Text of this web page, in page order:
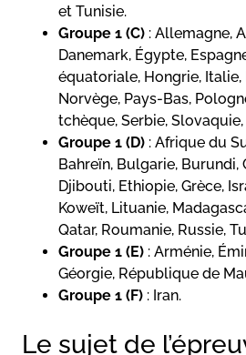
et Tunisie.
Groupe 1 (C) : Allemagne,
Danemark, Égypte,
équatoriale, Hongrie,
Norvège, Pays-Bas,
tchèque, Serbie,
Groupe 1 (D) : Afrique du
Bahreïn, Bulgarie, Burundi,
Djibouti, Ethiopie, Grèce,
Koweït, Lituanie,
Qatar, Roumanie, Russie,
Groupe 1 (E) : Arménie,
Géorgie, République de
Groupe 1 (F) : Iran.
Le sujet de